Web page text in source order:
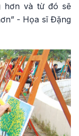
hơn và từ đó sẽ
- Họa sĩ Đặng